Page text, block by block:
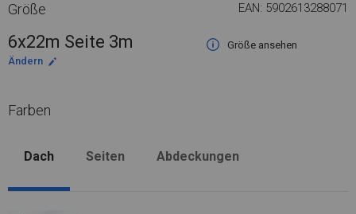
Größe EAN: 5902613288071
6x22m Seite 3m
Größe ansehen
Ändern
Farben
Dach Seiten Abdeckungen